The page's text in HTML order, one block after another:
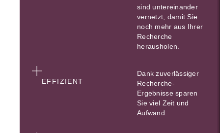
sind untereinander
vernetzt, damit Sie
noch mehr aus Ihrer
Recherche
herausholen.
EFFIZIENT
Dank zuverlässiger
Recherche-
Ergebnisse sparen
Sie viel Zeit und
Aufwand.